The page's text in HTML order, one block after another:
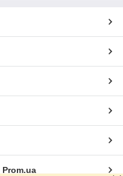
Prom.ua